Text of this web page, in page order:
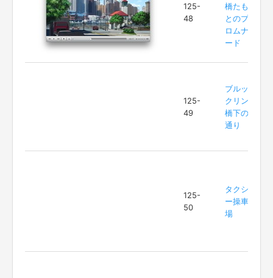
125-
48
橋たも
とのプ
ロムナ
ード
125-
49
ブルッ
クリン
橋下の
通り
125-
50
タクシ
ー操車
場